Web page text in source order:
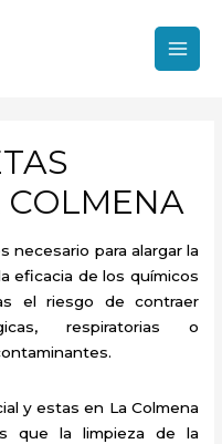
COLMENA
necesario para alargar la
eficacia de los químicos
el riesgo de contraer
respiratorias o
y estas en La Colmena
que la limpieza de la